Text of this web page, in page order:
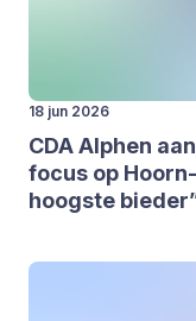
18 jun 2026
CDAAlp­hen
focus op
hoog­ste